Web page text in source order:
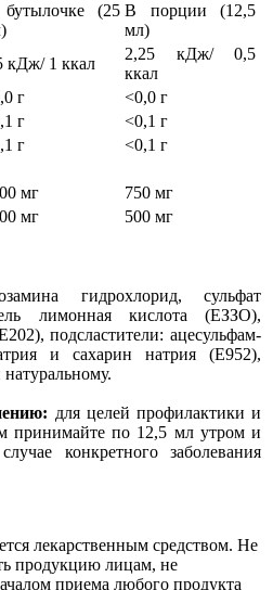
(25 В порции (12,5
мл)
кДж/ 1 ккал
2,25 кДж/ 0,5
ккал
г
<0,0 г
г
<0,1 г
г
<0,1 г
мг
750 мг
мг 500 мг
гидрохлорид, сульфат
лимонная кислота (ЕЗЗО),
подсластители: ацесульфам-
и сахарин натрия (Е952),
для целей профилактики и
принимайте по 12,5 мл утром и
конкретного заболевания
лекарственным средством. Не
продукцию лицам, не
приема любого продукта